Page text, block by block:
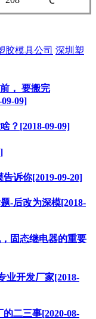
胶模具公司 深圳塑
， 要搬完
09]
？[2018-09-09]
诉你[2019-09-20]
-后改为深模[2018-
固态继电器的重要
业开发厂家[2018-
二三事[2020-08-